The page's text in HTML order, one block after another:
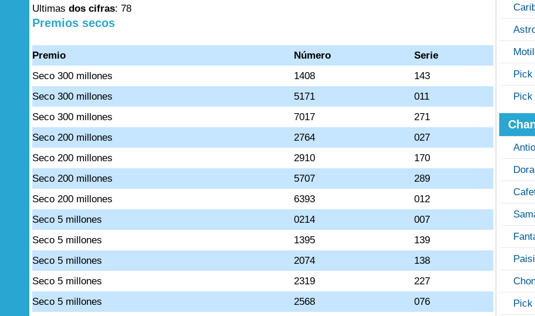
Ultimas dos cifras: 78
Premios secos
Premio Número
Serie
Seco 300 millones
1408
143
Seco 300 millones
5171
011
Seco 300 millones
7017
271
Seco 200 millones
2764
027
Seco 200 millones
2910
170
Seco 200 millones
5707
289
Seco 200 millones
6393
012
Seco 5 millones
0214
007
Seco 5 millones
1395
139
Seco 5 millones
2074
138
Seco 5 millones
2319
227
Seco 5 millones
2568
076
Pick
Pick
Pick